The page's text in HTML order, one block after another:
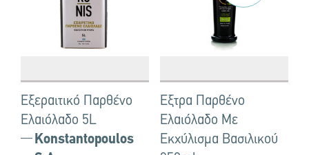
Έξεραιτικό Παρθένο
Ελαιόλαδο 5L
Konstantopoulos
Έξτρα Παρθένο
Ελαιόλαδο Με
Εκχύλισμα Βασιλικού